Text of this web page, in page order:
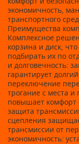
экономичность,
транспортного
Преимущества
Комплексное
корзина и диск,
подбирать их по
и долговечность:
гарантирует
переключение
трогание с места
повышает комфорт
защита
сцепления
трансмиссии от
экономичность: